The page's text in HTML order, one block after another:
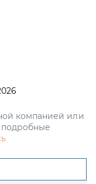
компанией или
подробные